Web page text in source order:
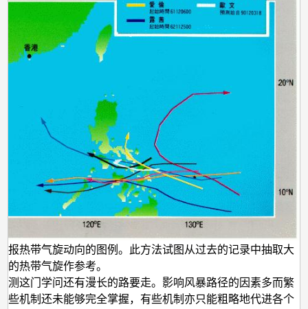
报热带气旋动向的图例。此方法试图从过去的记录中抽取大
的热带气旋作参考。
测这门学问还有漫长的路要走。影响风暴路径的因素多而繁
些机制还未能够完全掌握，有些机制亦只能粗略地代进各个